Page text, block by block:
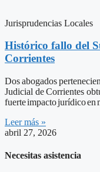
Jurisprudencias Locales
Histórico fallo del
Corrientes
Dos abogados
Judicial de Corrientes
fuerte impacto jurídico en
Leer más »
abril 27, 2026
Necesitas asistencia